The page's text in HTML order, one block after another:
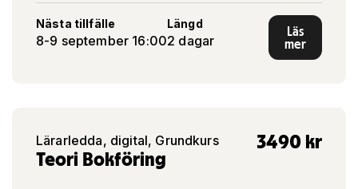
Nästa tillfälle
8-9 september 16:00
Längd
2 dagar
Läs
mer
Lärarledda, digital, Grundkurs
Teori Bokföring
3490 kr